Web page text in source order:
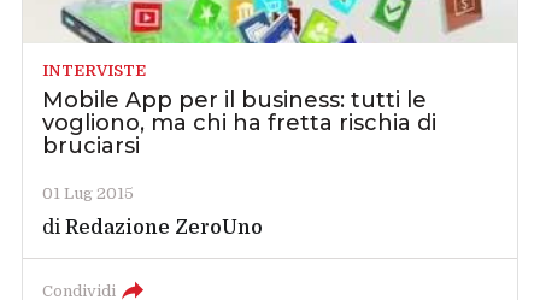
INTERVISTE
Mobile App per il business: tutti le
vogliono, ma chi ha fretta rischia di
bruciarsi
01 Lug 2015
diRedazione ZeroUno
Condividi